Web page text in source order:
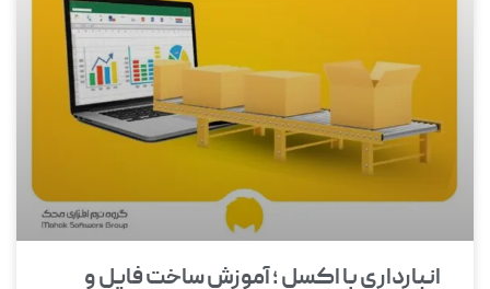
انبارداری با اکسل ؛ آموزش ساخت فایل و